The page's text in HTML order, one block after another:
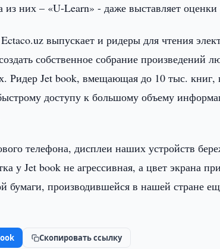
из них – «U-Learn» - даже выставляет
выпускает и ридеры для чтения
собственное собрание произведений
Ридер Jet book, вмещающая до 10 тыс. книг,
доступу к большому объему
телефона, дисплеи наших устройств
у Jet book не агрессивная, а цвет экрана
бумаги, производившейся в нашей стране
Скопировать ссылку